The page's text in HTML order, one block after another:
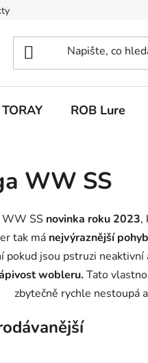
TORAY ROB Lure
WW SS
WW SS novinka roku 2023,
tak má nejvýraznější
pokud jsou pstruzi neaktivní
wobleru. Tato
zbytečně rychle nestoupá